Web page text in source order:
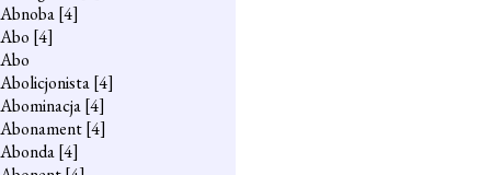
Abnoba[4]
Abo [4]
Abo
Abolicjonista[4]
Abominacja[4]
Abonament[4]
Abonda[4]